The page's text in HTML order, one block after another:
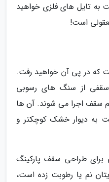
به تایل های فلزی خواهید
است!
در پی آن خواهید رفت.
از سنگ های رسوبی
سقف اجرا می شوند. آن ها
به دیوار خشک کوچکتر و
برای طراحی سقف پارکینگ
نم یا رطوبت زده است،